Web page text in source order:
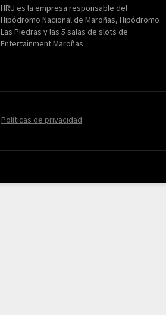
HRU es la empresa responsable del
Hipódromo Nacional de Maroñas, Hipódromo
Las Piedras y las 5 salas de slots de
Entertainment Maroñas
Políticas de privacidad